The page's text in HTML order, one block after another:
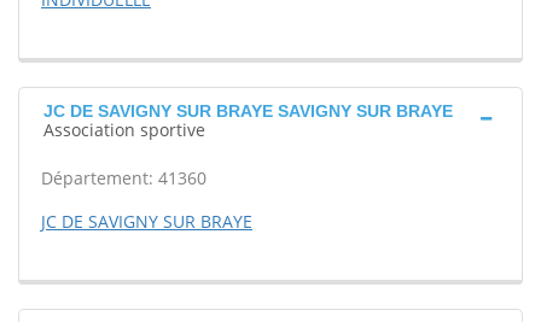
JC DE SAVIGNY SUR BRAYE SAVIGNY SUR BRAYE
Association sportive
Département: 41360
JC DE SAVIGNY SUR BRAYE